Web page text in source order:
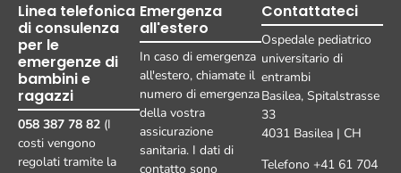
Linea telefonica
di consulenza
per le
emergenze di
bambini e
ragazzi
058 387 78 82 (I
costi vengono
regolati tramite la
Emergenza
all'estero
In caso di emergenza
all'estero, chiamate il
numero di emergenza
della vostra
assicurazione
sanitaria. I dati di
contatto sono
Contattateci
Ospedale pediatrico
universitario di
entrambi
Basilea, Spitalstrasse
33
4031 Basilea | CH
Telefono +41 61 704